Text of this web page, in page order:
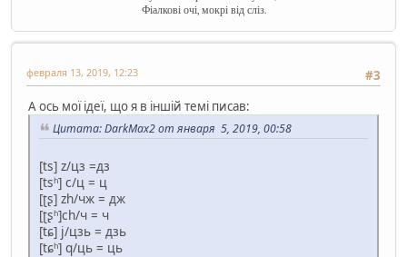
Фіалкові очі, мокрі від сліз.
#3
февраля 13, 2019, 12:23
А ось мої ідеї, що я в іншій темі писав:
Цитата: DarkMax2 от января 5, 2019, 00:58
[ts] z/цз =дз
[tsʰ] c/ц = ц
[ʈʂ] zh/чж = дж
[ʈʂʰ]ch/ч = ч
[tɕ] j/цзь = дзь
[tɕʰ] q/ць = ць